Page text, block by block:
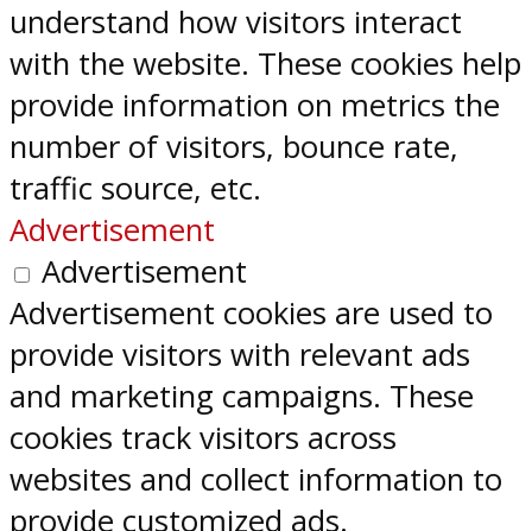
understand how visitors interact
with the website. These cookies help
provide information on metrics the
number of visitors, bounce rate,
traffic source, etc.
Advertisement
Advertisement
Advertisement cookies are used to
provide visitors with relevant ads
and marketing campaigns. These
cookies track visitors across
websites and collect information to
provide customized ads.